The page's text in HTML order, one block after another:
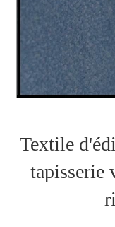
Textile
tapisserie